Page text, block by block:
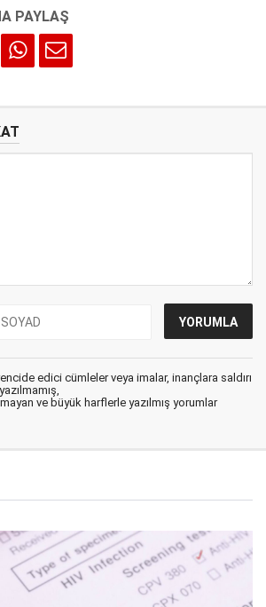
edici cümleler veya imalar, inançlara saldırı
ve büyük harflerle yazılmış yorumlar